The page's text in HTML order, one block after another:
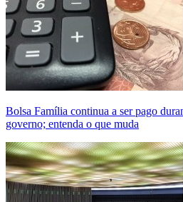
Bolsa Família continua a ser pago
governo; entenda o que muda